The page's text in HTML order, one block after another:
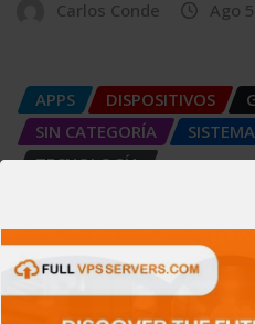
Carlos Conde Ago
APPS DISPOSITIVOS
SIN CATEGORÍA
TECNOLOGÍA
SIEM: El sistema
de registros en
Carlos Conde Ago